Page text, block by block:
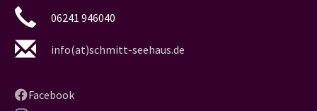
06241 946040
info(at)schmitt-seehaus.de
Facebook